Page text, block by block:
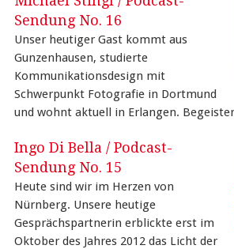
Sendung No. 16
Unser heutiger Gast kommt aus
Gunzenhausen, studierte
Kommunikationsdesign mit
Schwerpunkt Fotografie in Dortmund
und wohnt aktuell in Erlangen.
Ingo Di Bella / Podcast-
Sendung No. 15
Heute sind wir im Herzen von
Nürnberg. Unsere heutige
Gesprächspartnerin erblickte erst im
Oktober des Jahres 2012 das Licht der